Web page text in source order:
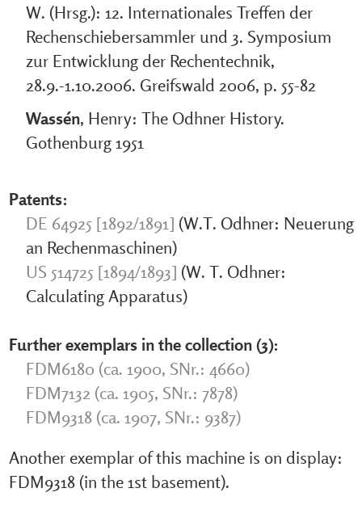
W. (Hrsg.): 12. Internationales Treffen der
Rechenschiebersammler und 3. Symposium
zur Entwicklung der Rechentechnik,
28.9.-1.10.2006. Greifswald 2006, p. 55-82
Wassén, Henry: The Odhner History.
Gothenburg 1951
Patents:
DE 64925 [1892/1891] (W.T. Odhner: Neuerung
an Rechenmaschinen)
US 514725 [1894/1893] (W. T. Odhner:
Calculating Apparatus)
Further exemplars in the collection (3):
FDM6180 (ca. 1900, SNr.: 4660)
FDM7132 (ca. 1905, SNr.: 7878)
FDM9318 (ca. 1907, SNr.: 9387)
Another exemplar of this machine is on display:
FDM9318 (in the 1st basement).